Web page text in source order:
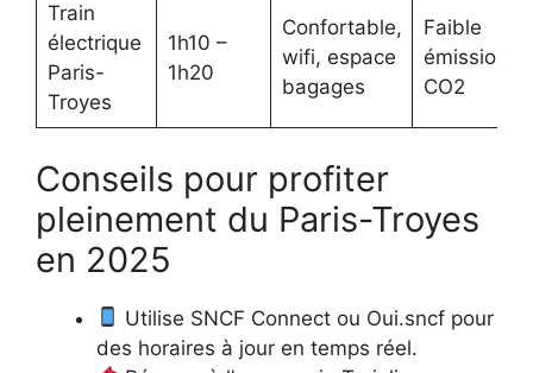
Train
électrique
Paris-
Troyes
1h10 –
1h20
Confortable,
wifi, espace
bagages
Faible
émission
CO2
Conseils pour profiter
pleinement du Paris-Troyes
en 2025
Utilise SNCF Connect ou Oui.sncf pour
des horaires à jour en temps réel.